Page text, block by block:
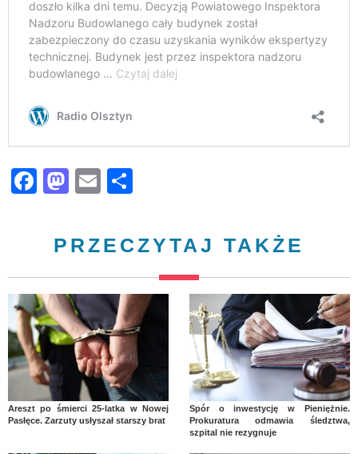
Facebook
Mastodon
Email
PRZECZYTAJ TAKŻE
Areszt po śmierci 25-latka w Nowej
Pasłęce. Zarzuty usłyszał starszy brat
Spór o inwestycję w Pieniężnie.
Prokuratura odmawia śledztwa,
szpital nie rezygnuje